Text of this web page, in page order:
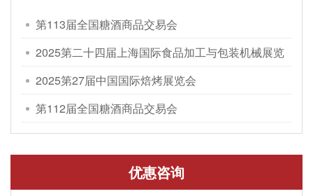
第113届全国糖酒商品交易会
2025第二十四届上海国际食品加工与包装机械展览
会
2025第27届中国国际焙烤展览会
第112届全国糖酒商品交易会
优惠咨询